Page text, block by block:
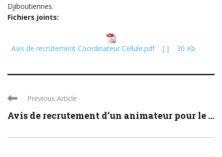
Djiboutiennes.
Fichiers joints:
Avis de recrutement Coordinateur Cellule.pdf [ ] 30 Kb
Previous Article
Avis de recrutement d’un animateur pour le ...